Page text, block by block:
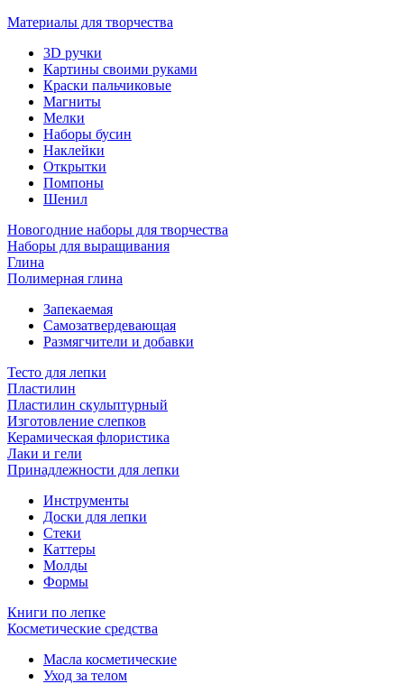
Материалы для творчества
3D ручки
Картины своими руками
Краски пальчиковые
Магниты
Мелки
Наборы бусин
Наклейки
Открытки
Помпоны
Шенил
Новогодние наборы для творчества
Наборы для выращивания
Глина
Полимерная глина
Запекаемая
Самозатвердевающая
Размягчители и добавки
Тесто для лепки
Пластилин
Пластилин скульптурный
Изготовление слепков
Керамическая флористика
Лаки и гели
Принадлежности для лепки
Инструменты
Доски для лепки
Стеки
Каттеры
Молды
Формы
Книги по лепке
Косметические средства
Масла косметические
Уход за телом